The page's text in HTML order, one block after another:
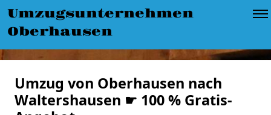
Umzugsunternehmen
Oberhausen
Umzug von Oberhausen nach
Waltershausen ☛ 100 % Gratis-